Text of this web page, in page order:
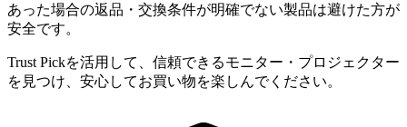
あった場合の返品・交換条件が明確でない製品は避けた方が
安全です。
Trust Pickを活用して、信頼できるモニター・プロジェクター
を見つけ、安心してお買い物を楽しんでください。